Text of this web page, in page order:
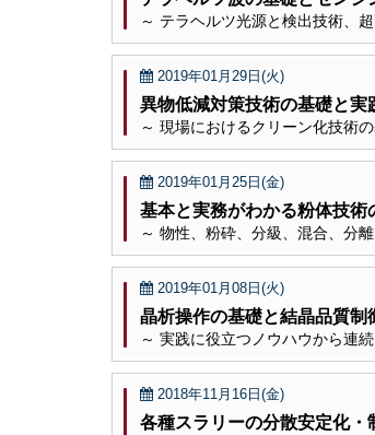
～ テラヘルツ光源と検出技術、
2019年01月29日(火)
異物低減対策技術の基礎と実
～ 現場におけるクリーン化技術
2019年01月25日(金)
基本と実務がわかる粉体技術
～ 物性、粉砕、分級、混合、分
2019年01月08日(火)
晶析操作の基礎と結晶品質制
～ 実践に役立つノウハウから連
2018年11月16日(金)
各種スラリーの分散安定化・